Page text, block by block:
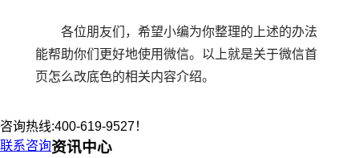
各位朋友们，希望小编为你整理的上述的办法
能帮助你们更好地使用微信。以上就是关于微信首
页怎么改底色的相关内容介绍。
咨询热线:400-619-9527！
联系咨询资讯中心